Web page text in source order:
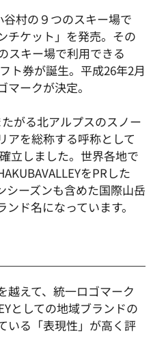
村の９つのスキー場で
チケット」を発売。その
スキー場で利用できる
フト券が誕生。平成26年2月
ークが決定。
がる北アルプスのスノー
アを総称する呼称として
確立しました。世界各地で
をPRした
シーズンも含めた国際山岳
ド名になっています。
越えて、統一ロゴマーク
としての地域ブランドの
いる「表現性」が高く評